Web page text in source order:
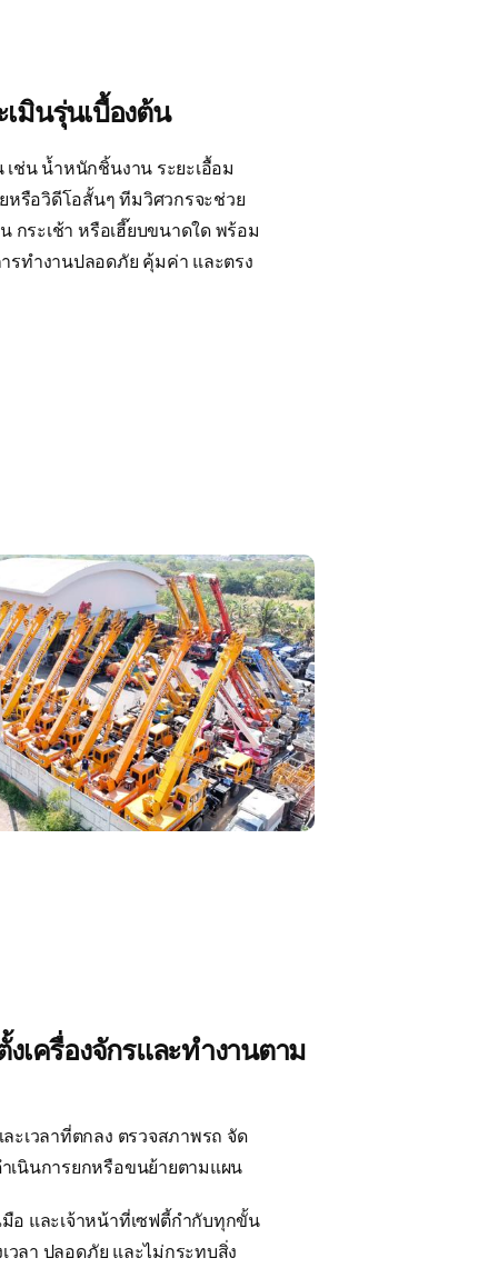
มินรุ่นเบื้องต้น
ช่น น้ำหนักชิ้นงาน ระยะเอื้อม
หรือวิดีโอสั้นๆ ทีมวิศวกรจะช่วย
กระเช้า หรือเฮี๊ยบขนาดใด พร้อม
รทำงานปลอดภัย คุ้มค่า และตรง
เครื่องจักรและทำงานตาม
เวลาที่ตกลง ตรวจสภาพรถ จัด
เนินการยกหรือขนย้ายตามแผน
และเจ้าหน้าที่เซฟตี้กำกับทุกขั้น
วลา ปลอดภัย และไม่กระทบสิ่ง